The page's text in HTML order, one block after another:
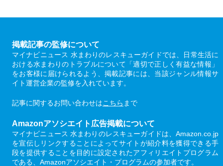
掲載記事の監修について
マイナビニュース 水まわりのレスキューガイドでは、日常生活に
おける水まわりのトラブルについて「適切で正しく有益な情報」
をお客様に届けられるよう、掲載記事には、当該ジャンル情報サ
イト運営企業の監修を入れています。
記事に関するお問い合わせはこちら まで
Amazonアソシエイト広告掲載について
マイナビニュース 水まわりのレスキューガイドは、Amazon.co.jp
を宣伝しリンクすることによってサイトが紹介料を獲得できる手
段を提供することを目的に設定されたアフィリエイトプログラム
である、Amazonアソシエイト・プログラムの参加者です。